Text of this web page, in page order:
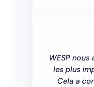
WESP nous
les plus
Cela a